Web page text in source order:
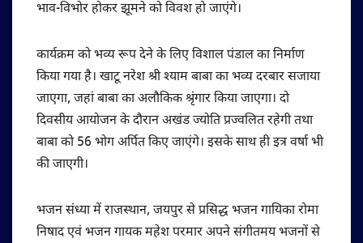
भाव-विभोर होकर झूमने को विवश हो जाएंगे।
कार्यक्रम को भव्य रूप देने के लिए विशाल पंडाल का निर्माण
किया गया है। खाटू नरेश श्री श्याम बाबा का भव्य दरबार सजाया
जाएगा, जहां बाबा का अलौकिक श्रृंगार किया जाएगा। दो
दिवसीय आयोजन के दौरान अखंड ज्योति प्रज्वलित रहेगी तथा
बाबा को 56 भोग अर्पित किए जाएंगे। इसके साथ ही इत्र वर्षा भी
की जाएगी।
भजन संध्या में राजस्थान, जयपुर से प्रसिद्ध भजन गायिका रोमा
निषाद एवं भजन गायक महेश परमार अपने संगीतमय भजनों से